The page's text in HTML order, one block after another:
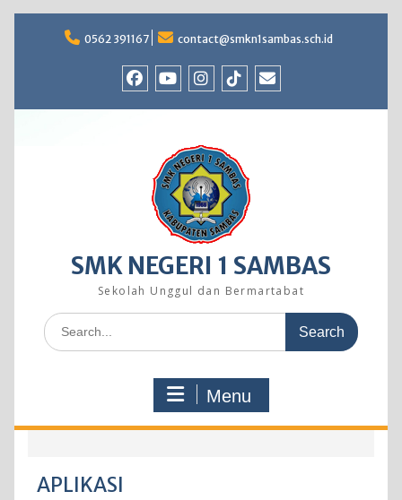
0562 391167 contact@smkn1sambas.sch.id
SMK NEGERI 1 SAMBAS
Sekolah Unggul dan Bermartabat
Search
for:
Menu
APLIKASI